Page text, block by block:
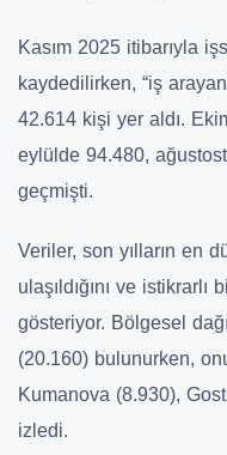
Kasım 2025 itibarıyla
kaydedilirken, “iş
42.614 kişi yer aldı.
eylülde 94.480,
geçmişti.
Veriler, son yılların en
ulaşıldığını ve
gösteriyor. Bölgesel
(20.160) bulunurken,
Kumanova (8.930),
izledi.